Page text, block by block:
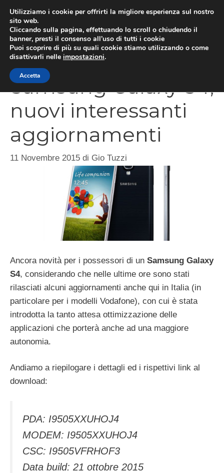
contenuto
Samsung Galaxy S4,
nuovi interessanti
aggiornamenti
11 Novembre 2015 di Gio Tuzzi
Ancora novità per i possessori di un Samsung Galaxy
S4, considerando che nelle ultime ore sono stati
rilasciati alcuni aggiornamenti anche qui in Italia (in
particolare per i modelli Vodafone), con cui è stata
introdotta la tanto attesa ottimizzazione delle
applicazioni che porterà anche ad una maggiore
autonomia.
Andiamo a riepilogare i dettagli ed i rispettivi link al
download:
PDA: I9505XXUHOJ4
MODEM: I9505XXUHOJ4
CSC: I9505VFRHOF3
Data build: 21 ottobre 2015
Utilizziamo i cookie per offrirti la migliore esperienza sul nostro
sito web.
Cliccando sulla pagina, effettuando lo scroll o chiudendo il
banner, presti il consenso all’uso di tutti i cookie
Puoi scoprire di più su quali cookie stiamo utilizzando o come
disattivarli nelle impostazioni.
Accetta